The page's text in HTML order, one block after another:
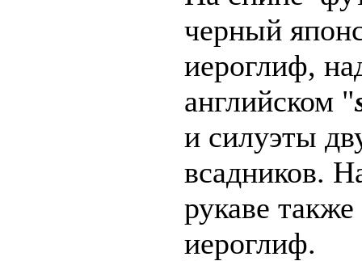
черный
иероглиф,
английском "
и силуэты
всадников.
рукаве также
иероглиф.